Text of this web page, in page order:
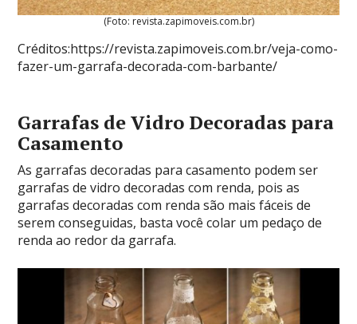
(Foto: revista.zapimoveis.com.br)
Créditos:https://revista.zapimoveis.com.br/veja-como-
fazer-um-garrafa-decorada-com-barbante/
Garrafas de Vidro Decoradas para
Casamento
As garrafas decoradas para casamento podem ser
garrafas de vidro decoradas com renda, pois as
garrafas decoradas com renda são mais fáceis de
serem conseguidas, basta você colar um pedaço de
renda ao redor da garrafa.